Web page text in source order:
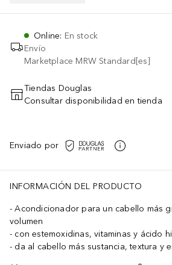
Online: En stock
Envío
Marketplace MRW Standard[es]
AÑADIR AL
Tiendas Douglas
Consultar disponibilidad en tienda
Enviado por
INFORMACIÓN DEL PRODUCTO
Acondicionador para un cabello más
volumen
con estemoxidinas, vitaminas y ácido
da al cabello más sustancia, textura y